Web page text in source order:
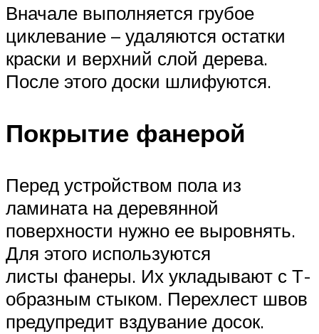
Вначале выполняется грубое
циклевание – удаляются остатки
краски и верхний слой дерева.
После этого доски шлифуются.
Покрытие фанерой
Перед устройством пола из
ламината на деревянной
поверхности нужно ее выровнять.
Для этого используются
листы фанеры. Их укладывают с Т-
образным стыком. Перехлест швов
предупредит вздувание досок.